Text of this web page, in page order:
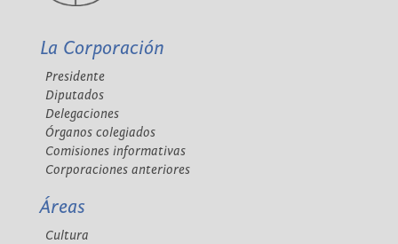
La Corporación
Presidente
Diputados
Delegaciones
Órganos colegiados
Comisiones informativas
Corporaciones anteriores
Áreas
Cultura